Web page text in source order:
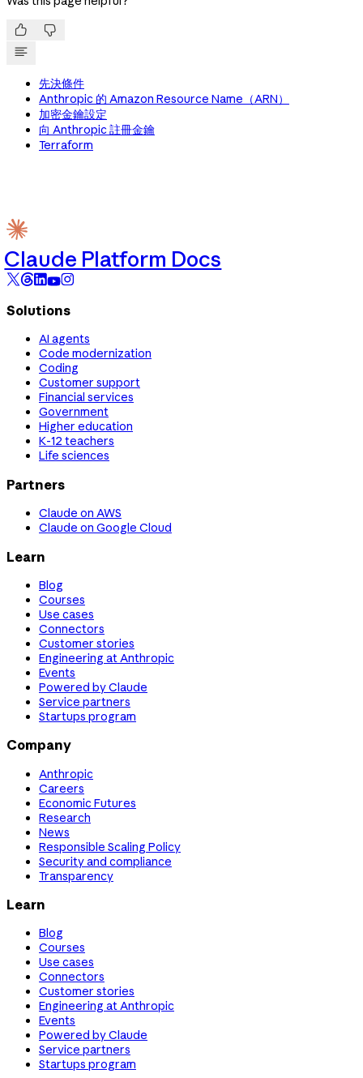
 
先決條件
Anthropic 的 Amazon Resource Name（ARN）
加密金鑰設定
向 Anthropic 註冊金鑰
Terraform
Claude Platform Docs
Solutions
AI agents
Code modernization
Coding
Customer support
Financial services
Government
Higher education
K-12 teachers
Life sciences
Partners
Claude on AWS
Claude on Google Cloud
Learn
Blog
Courses
Use cases
Connectors
Customer stories
Engineering at Anthropic
Events
Powered by Claude
Service partners
Startups program
Company
Anthropic
Careers
Economic Futures
Research
News
Responsible Scaling Policy
Security and compliance
Transparency
Learn
Blog
Courses
Use cases
Connectors
Customer stories
Engineering at Anthropic
Events
Powered by Claude
Service partners
Startups program